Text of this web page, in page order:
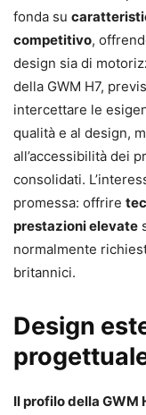
fonda su
competitivo,
design sia di
della GWM H7,
intercettare le
qualità e al design,
all’accessibilità dei
consolidati.
promessa: offrire
prestazioni elevate
normalmente
britannici.
Design
Il profilo della GWM